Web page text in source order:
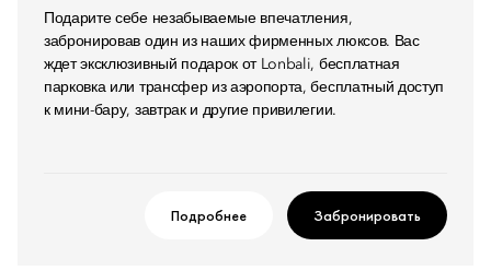
Подарите себе незабываемые впечатления,
забронировав один из наших фирменных люксов. Вас
ждет эксклюзивный подарок от Lonbali, бесплатная
парковка или трансфер из аэропорта, бесплатный доступ
к мини-бару, завтрак и другие привилегии.
Подробнее Забронировать